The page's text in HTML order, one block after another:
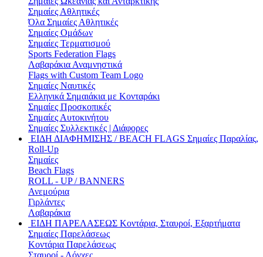
Σημαίες Αθλητικές
Όλα Σημαίες Αθλητικές
Σημαίες Ομάδων
Σημαίες Τερματισμού
Sports Federation Flags
Λαβαράκια Αναμνηστικά
Flags with Custom Team Logo
Σημαίες Ναυτικές
Ελληνικά Σημαιάκια με Κονταράκι
Σημαίες Προσκοπικές
Σημαίες Αυτοκινήτου
Σημαίες Συλλεκτικές | Διάφορες
ΕΙΔΗ ΔΙΑΦΗΜΙΣΗΣ / BEACH FLAGS Σημαίες Παραλίας,
Roll-Up
Σημαίες
Beach Flags
ROLL - UP / BANNERS
Ανεμούρια
Γιρλάντες
Λαβαράκια
ΕΙΔΗ ΠΑΡΕΛΑΣΕΩΣ Κοντάρια, Σταυροί, Εξαρτήματα
Σημαίες Παρελάσεως
Κοντάρια Παρελάσεως
Σταυροί - Λόγχες